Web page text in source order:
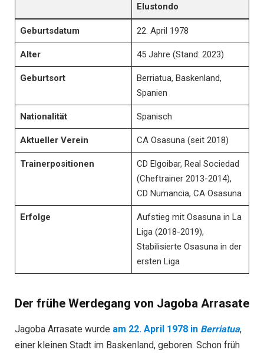
Elustondo
Geburtsdatum 22. April 1978
Alter 45 Jahre (Stand: 2023)
Geburtsort
Berriatua, Baskenland,
Spanien
Nationalität Spanisch
Aktueller Verein CA Osasuna (seit 2018)
Trainerpositionen
CD Elgoibar, Real Sociedad
(Cheftrainer 2013-2014),
CD Numancia, CA Osasuna
Erfolge
Aufstieg mit Osasuna in La
Liga (2018-2019),
Stabilisierte Osasuna in der
ersten Liga
Der frühe Werdegang von Jagoba Arrasate
Jagoba Arrasate wurde am 22. April 1978 in Berriatua,
einer kleinen Stadt im Baskenland, geboren. Schon früh